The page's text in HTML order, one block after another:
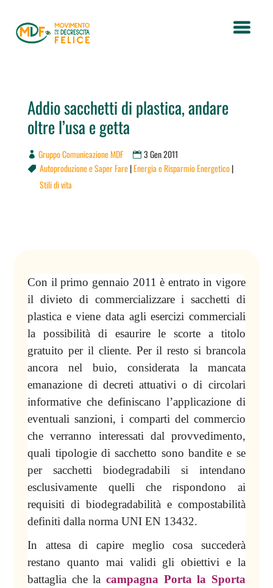
Addio sacchetti di plastica, andare
oltre l’usa e getta
Gruppo Comunicazione MDF 3 Gen 2011
 Autoproduzione e Saper Fare|Energia e Risparmio Energetico|
Stili di vita
Con il primo gennaio 2011 è entrato in vigore
il divieto di commercializzare i sacchetti di
plastica e viene data agli esercizi commerciali
la possibilità di esaurire le scorte a titolo
gratuito per il cliente. Per il resto si brancola
ancora nel buio, considerata la mancata
emanazione di decreti attuativi o di circolari
informative che definiscano l’applicazione di
eventuali sanzioni, i comparti del commercio
che verranno interessati dal provvedimento,
quali tipologie di sacchetto sono bandite e se
per sacchetti biodegradabili si intendano
esclusivamente quelli che rispondono ai
requisiti di biodegradabilità e compostabilità
definiti dalla norma UNI EN 13432.
In attesa di capire meglio cosa succederà
restano quanto mai validi gli obiettivi e la
battaglia che la campagna Porta la Sporta